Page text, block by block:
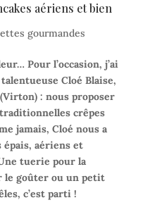
aériens et bien
gourmandes
Pour l’occasion, j’ai
Cloé Blaise,
: nous proposer
crêpes
jamais, Cloé nous a
épais, aériens et
tuerie pour la
le goûter ou un petit
c’est parti !